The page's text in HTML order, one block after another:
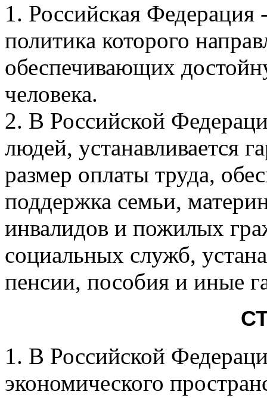
1. Российская Федерация
политика которого
обеспечивающих
человека.
2. В Российской
людей, устанавливается
размер оплаты труда,
поддержка семьи,
инвалидов и пожилых
социальных служб,
пенсии, пособия и иные
1. В Российской
экономического